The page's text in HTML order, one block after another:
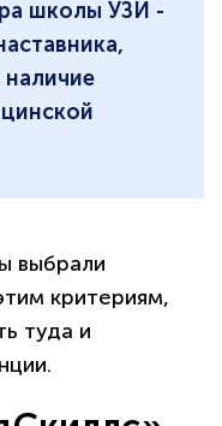
школы УЗИ -
выбрали
критериям,
туда и